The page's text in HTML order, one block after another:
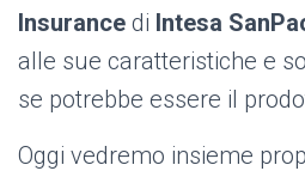
Insurance di Intesa
alle sue caratteristiche e
se potrebbe essere il
Oggi vedremo insieme